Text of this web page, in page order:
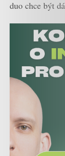
duo chce být